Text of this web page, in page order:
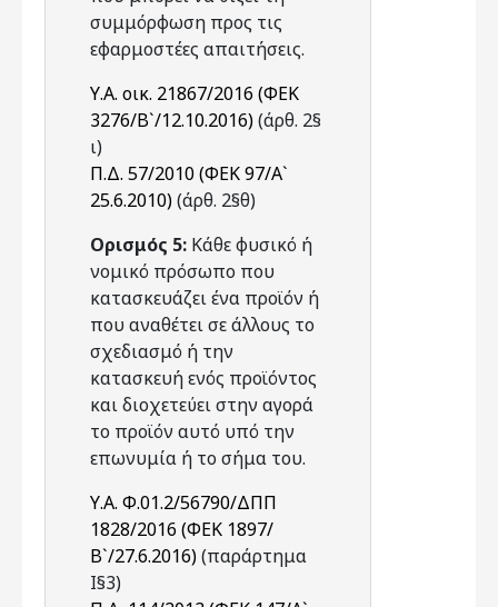
συμμόρφωση προς τις
εφαρμοστέες απαιτήσεις.
Υ.Α. οικ. 21867/2016 (ΦΕΚ
3276/Β`/12.10.2016)(άρθ. 2§
ι)
Π.Δ. 57/2010 (ΦΕΚ 97/Α`
25.6.2010)(άρθ. 2§θ)
Ορισμός 5: Κάθε φυσικό ή
νομικό πρόσωπο που
κατασκευάζει ένα προϊόν ή
που αναθέτει σε άλλους το
σχεδιασμό ή την
κατασκευή ενός προϊόντος
και διοχετεύει στην αγορά
το προϊόν αυτό υπό την
επωνυμία ή το σήμα του.
Υ.Α. Φ.01.2/56790/ΔΠΠ
1828/2016 (ΦΕΚ 1897/
Β`/27.6.2016)(παράρτημα
Ι§3)